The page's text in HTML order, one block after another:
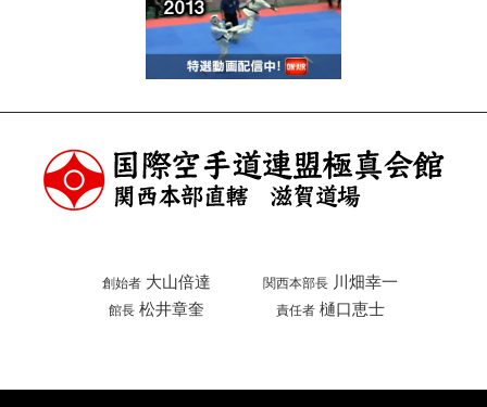
創始者 大山倍達 関西本部長 川畑幸一
館長 松井章奎 責任者 樋口恵士